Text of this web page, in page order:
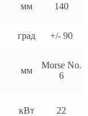
мм 140
град +/- 90
мм
Morse No.
6
кВт 22